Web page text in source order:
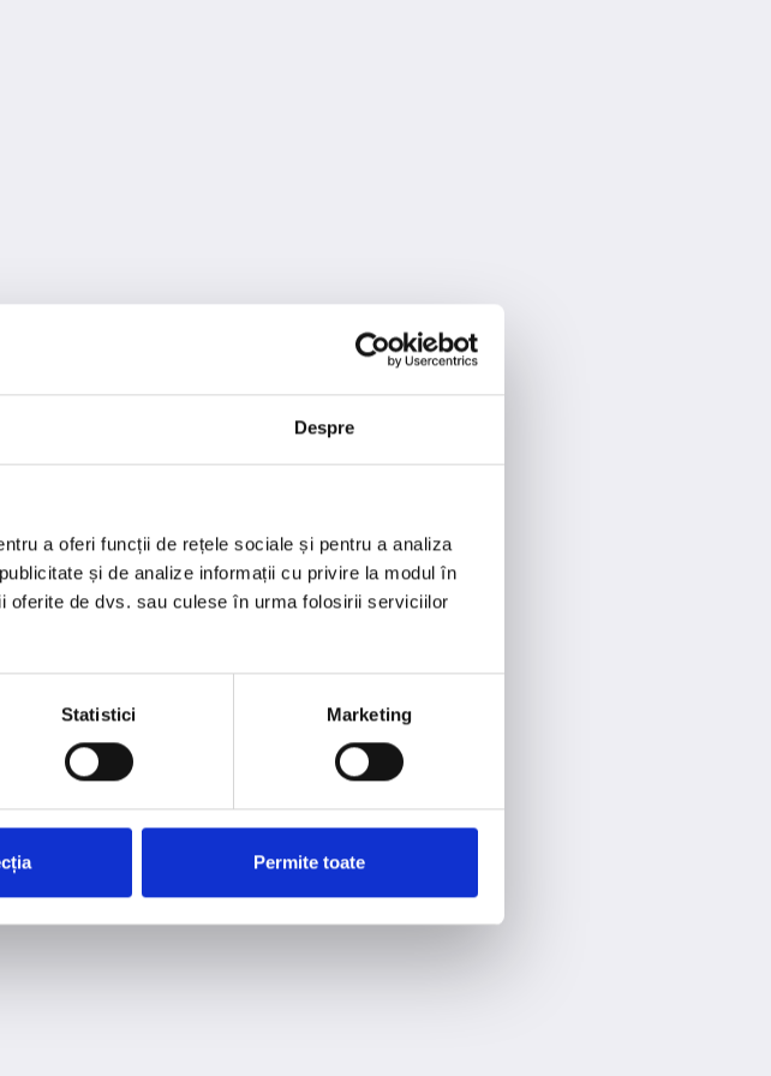
Despre
a oferi funcții de rețele sociale și pentru a analiza
și de analize informații cu privire la modul în
de dvs. sau culese în urma folosirii serviciilor
Statistici Marketing
Permite toate
găsită